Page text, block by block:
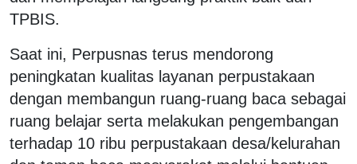
TPBIS.
Saat ini, Perpusnas terus mendorong
peningkatan kualitas layanan perpustakaan
dengan membangun ruang-ruang baca sebagai
ruang belajar serta melakukan pengembangan
terhadap 10 ribu perpustakaan desa/kelurahan